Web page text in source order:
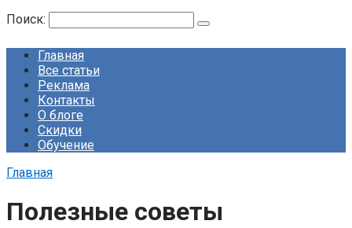
Поиск:
Главная
Все статьи
Реклама
Контакты
О блоге
Скидки
Обучение
Главная
Полезные советы